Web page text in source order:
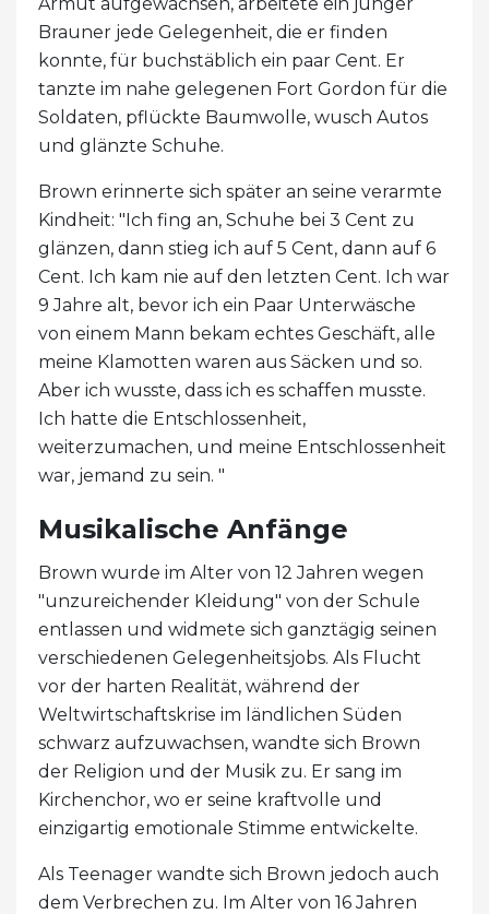
Brauner jede Gelegenheit, die er finden
konnte, für buchstäblich ein paar Cent. Er
tanzte im nahe gelegenen Fort Gordon für die
Soldaten, pflückte Baumwolle, wusch Autos
und glänzte Schuhe.
Brown erinnerte sich später an seine verarmte
Kindheit: "Ich fing an, Schuhe bei 3 Cent zu
glänzen, dann stieg ich auf 5 Cent, dann auf 6
Cent. Ich kam nie auf den letzten Cent. Ich war
9 Jahre alt, bevor ich ein Paar Unterwäsche
von einem Mann bekam echtes Geschäft, alle
meine Klamotten waren aus Säcken und so.
Aber ich wusste, dass ich es schaffen musste.
Ich hatte die Entschlossenheit,
weiterzumachen, und meine Entschlossenheit
war, jemand zu sein. "
Musikalische Anfänge
Brown wurde im Alter von 12 Jahren wegen
"unzureichender Kleidung" von der Schule
entlassen und widmete sich ganztägig seinen
verschiedenen Gelegenheitsjobs. Als Flucht
vor der harten Realität, während der
Weltwirtschaftskrise im ländlichen Süden
schwarz aufzuwachsen, wandte sich Brown
der Religion und der Musik zu. Er sang im
Kirchenchor, wo er seine kraftvolle und
einzigartig emotionale Stimme entwickelte.
Als Teenager wandte sich Brown jedoch auch
dem Verbrechen zu. Im Alter von 16 Jahren